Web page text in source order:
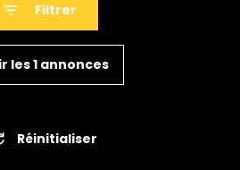
Filtrer
les1 annonces
Réinitialiser